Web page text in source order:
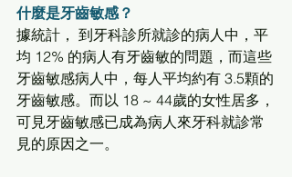
什麼是牙齒敏感？
據統計， 到牙科診所就診的病人中，平
均 12% 的病人有牙齒敏的問題，而這些
牙齒敏感病人中，每人平均約有 3.5顆的
牙齒敏感。而以 18 ~ 44歲的女性居多，
可見牙齒敏感已成為病人來牙科就診常
見的原因之一。